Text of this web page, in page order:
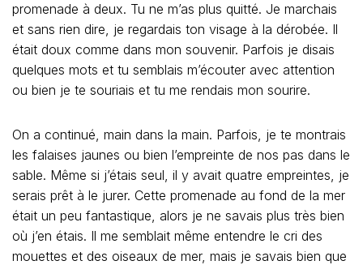
promenade à deux. Tu ne m’as plus quitté. Je marchais
et sans rien dire, je regardais ton visage à la dérobée. Il
était doux comme dans mon souvenir. Parfois je disais
quelques mots et tu semblais m’écouter avec attention
ou bien je te souriais et tu me rendais mon sourire.
On a continué, main dans la main. Parfois, je te montrais
les falaises jaunes ou bien l’empreinte de nos pas dans le
sable. Même si j’étais seul, il y avait quatre empreintes, je
serais prêt à le jurer. Cette promenade au fond de la mer
était un peu fantastique, alors je ne savais plus très bien
où j’en étais. Il me semblait même entendre le cri des
mouettes et des oiseaux de mer, mais je savais bien que